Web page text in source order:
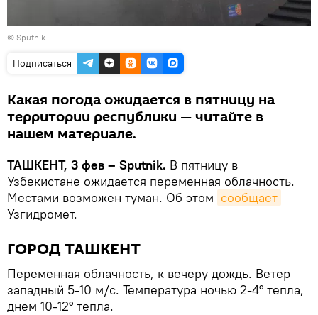
© Sputnik
Подписаться
Какая погода ожидается в пятницу на
территории республики — читайте в
нашем материале.
ТАШКЕНТ, 3 фев – Sputnik. В пятницу в
Узбекистане ожидается переменная облачность.
Местами возможен туман. Об этом сообщает
Узгидромет.
ГОРОД ТАШКЕНТ
Переменная облачность, к вечеру дождь. Ветер
западный 5-10 м/с. Температура ночью 2-4° тепла,
днем 10-12° тепла.